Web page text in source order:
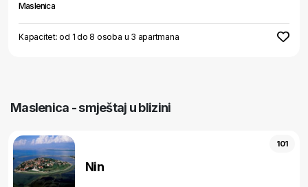
Maslenica
Kapacitet: od 1 do 8 osoba u 3 apartmana
Maslenica - smještaj u blizini
Nin
101